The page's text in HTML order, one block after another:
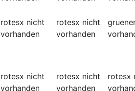
rotesx nicht
vorhanden
rotesx nicht
vorhanden
rotesx nicht
vorhanden
rotesx nicht
vorhanden
rotesx